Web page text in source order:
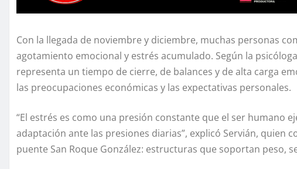
Con la llegada de noviembre y diciembre, muchas personas
agotamiento emocional y estrés acumulado. Según la
representa un tiempo de cierre, de balances y de alta carga
las preocupaciones económicas y las expectativas personales.
“El estrés es como una presión constante que el ser humano
adaptación ante las presiones diarias”, explicó Servián, quien
puente San Roque González: estructuras que soportan peso,